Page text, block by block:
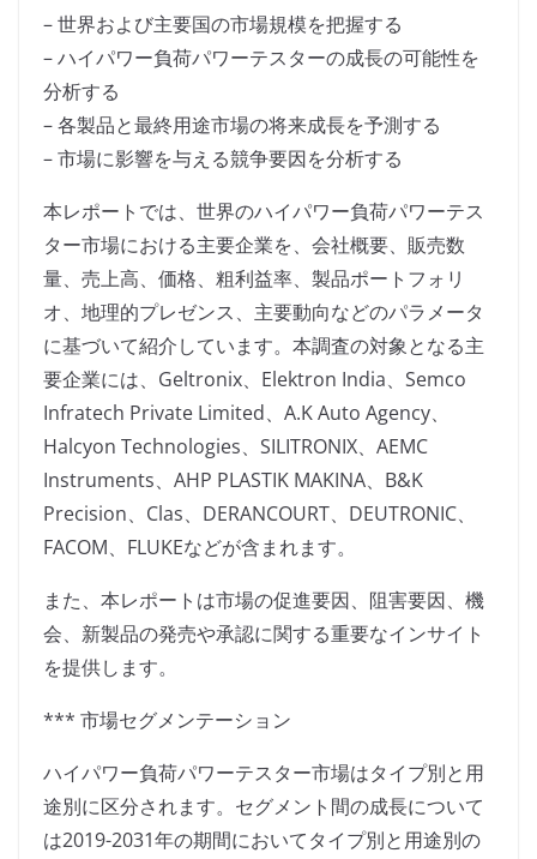
– 世界および主要国の市場規模を把握する
– ハイパワー負荷パワーテスターの成長の可能性を
分析する
– 各製品と最終用途市場の将来成長を予測する
– 市場に影響を与える競争要因を分析する
本レポートでは、世界のハイパワー負荷パワーテス
ター市場における主要企業を、会社概要、販売数
量、売上高、価格、粗利益率、製品ポートフォリ
オ、地理的プレゼンス、主要動向などのパラメータ
に基づいて紹介しています。本調査の対象となる主
要企業には、Geltronix、Elektron India、Semco
Infratech Private Limited、A.K Auto Agency、
Halcyon Technologies、SILITRONIX、AEMC
Instruments、AHP PLASTIK MAKINA、B&K
Precision、Clas、DERANCOURT、DEUTRONIC、
FACOM、FLUKEなどが含まれます。
また、本レポートは市場の促進要因、阻害要因、機
会、新製品の発売や承認に関する重要なインサイト
を提供します。
*** 市場セグメンテーション
ハイパワー負荷パワーテスター市場はタイプ別と用
途別に区分されます。セグメント間の成長について
は2019-2031年の期間においてタイプ別と用途別の